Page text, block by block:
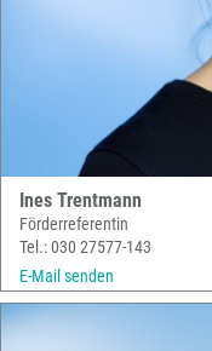
Ines Trentmann
Förderreferentin
Tel.: 030 27577-143
E-Mail senden